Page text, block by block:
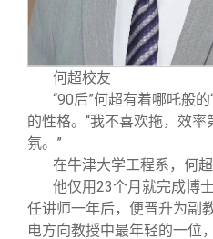
何超校友
“90后”何超有着哪吒般
的性格。“我不喜欢拖，效
氛。”
在牛津大学工程系，何超
他仅用23个月就完成博
任讲师一年后，便晋升为副
电方向教授中最年轻的一位